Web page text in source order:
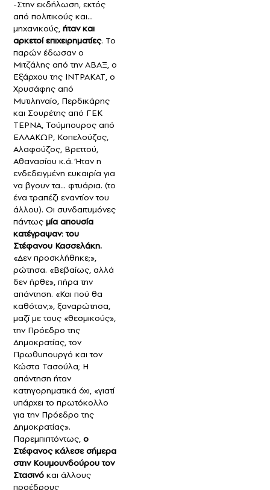
-Στην εκδήλωση, εκτός
από πολιτικούς και...
μηχανικούς, ήταν και
αρκετοί επιχειρηματίες. Το
παρών έδωσαν ο
Μιτζάλης από την ΑΒΑΞ, ο
Εξάρχου της ΙΝΤΡΑΚΑΤ, ο
Χρυσάφης από
Μυτιληναίο, Περδικάρης
και Σουρέτης από ΓΕΚ
ΤΕΡΝΑ, Τούμπουρος από
ΕΛΛΑΚΩΡ, Κοπελούζος,
Αλαφούζος, Βρεττού,
Αθανασίου κ.ά. Ήταν η
ενδεδειγμένη ευκαιρία για
να βγουν τα... φτυάρια. (το
ένα τραπέζι εναντίον του
άλλου). Οι συνδαιτυμόνες
πάντως μία απουσία
κατέγραψαν: του
Στέφανου Κασσελάκη.
«Δεν προσκλήθηκε;»,
ρώτησα. «Βεβαίως, αλλά
δεν ήρθε», πήρα την
απάντηση. «Και πού θα
καθόταν;», ξαναρώτησα,
μαζί με τους «θεσμικούς»,
την Πρόεδρο της
Δημοκρατίας, τον
Πρωθυπουργό και τον
Κώστα Τασούλα; Η
απάντηση ήταν
κατηγορηματικά όχι, «γιατί
υπάρχει το πρωτόκολλο
για την Πρόεδρο της
Δημοκρατίας».
Παρεμπιπτόντως, ο
Στέφανος κάλεσε σήμερα
στην Κουμουνδούρου τον
Στασινό και άλλους
προέδρους